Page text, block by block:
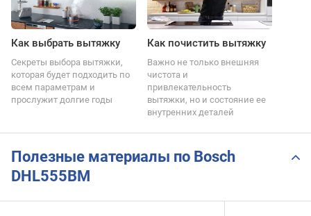
Как выбрать вытяжку
Секреты выбора вытяжки,
которая будет подходить по
всем параметрам и
прослужит долгие годы
Как почистить вытяжку
Важно не только внешняя
чистота и
привлекательность
вытяжки, но и состояние ее
внутренних деталей
Полезные материалы по Bosch
DHL555BM